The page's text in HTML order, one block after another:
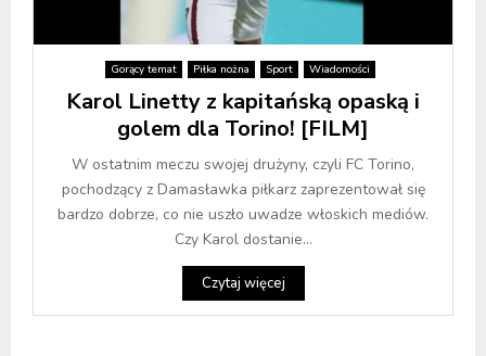
Gorący temat Piłka nożna Sport Wiadomości
Karol Linetty z kapitańską opaską i
golem dla Torino! [FILM]
W ostatnim meczu swojej drużyny, czyli FC Torino,
pochodzący z Damasławka piłkarz zaprezentował się
bardzo dobrze, co nie uszło uwadze włoskich mediów.
Czy Karol dostanie...
Czytaj więcej